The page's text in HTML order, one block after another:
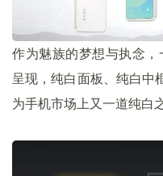
作为魅族的梦想与执念
呈现，纯白面板、纯白中
为手机市场上又一道纯白